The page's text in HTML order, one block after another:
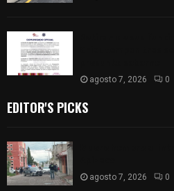
agosto 7, 2026 0
EDITOR'S PICKS
agosto 7, 2026 0